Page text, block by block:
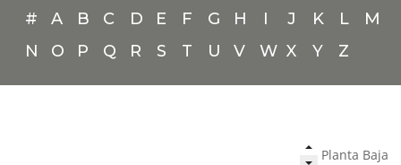
# A B C D E F G H I J K L
M
N
O P Q R S T U V W X Y Z